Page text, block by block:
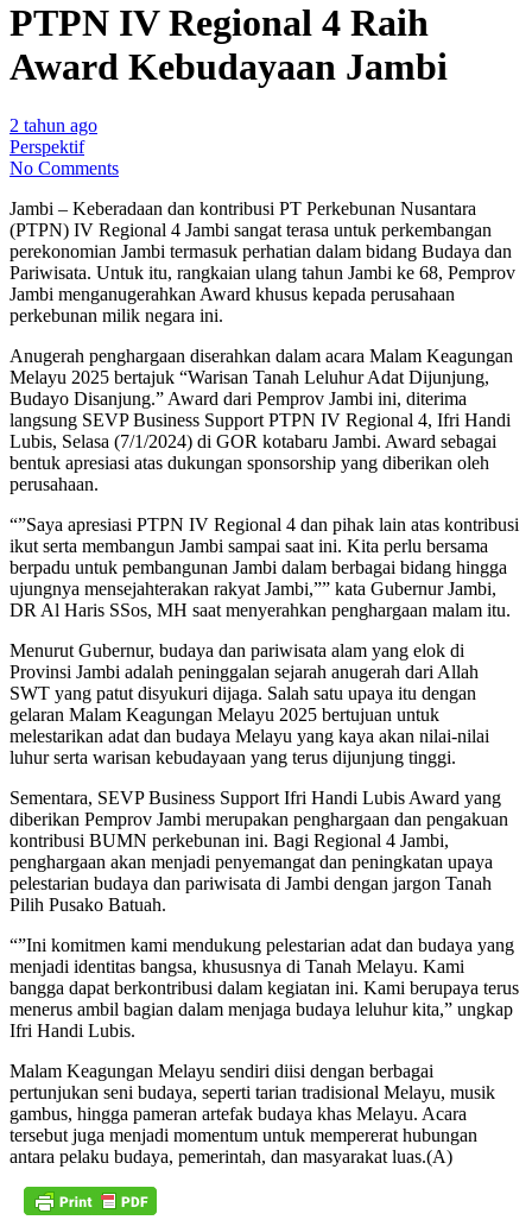
PTPN IV Regional 4 Raih
Award Kebudayaan Jambi
2 tahun ago
Perspektif
No Comments
Jambi – Keberadaan dan kontribusi PT Perkebunan Nusantara
(PTPN) IV Regional 4 Jambi sangat terasa untuk perkembangan
perekonomian Jambi termasuk perhatian dalam bidang Budaya dan
Pariwisata. Untuk itu, rangkaian ulang tahun Jambi ke 68, Pemprov
Jambi menganugerahkan Award khusus kepada perusahaan
perkebunan milik negara ini.
Anugerah penghargaan diserahkan dalam acara Malam Keagungan
Melayu 2025 bertajuk “Warisan Tanah Leluhur Adat Dijunjung,
Budayo Disanjung.” Award dari Pemprov Jambi ini, diterima
langsung SEVP Business Support PTPN IV Regional 4, Ifri Handi
Lubis, Selasa (7/1/2024) di GOR kotabaru Jambi. Award sebagai
bentuk apresiasi atas dukungan sponsorship yang diberikan oleh
perusahaan.
“”Saya apresiasi PTPN IV Regional 4 dan pihak lain atas kontribusi
ikut serta membangun Jambi sampai saat ini. Kita perlu bersama
berpadu untuk pembangunan Jambi dalam berbagai bidang hingga
ujungnya mensejahterakan rakyat Jambi,”” kata Gubernur Jambi,
DR Al Haris SSos, MH saat menyerahkan penghargaan malam itu.
Menurut Gubernur, budaya dan pariwisata alam yang elok di
Provinsi Jambi adalah peninggalan sejarah anugerah dari Allah
SWT yang patut disyukuri dijaga. Salah satu upaya itu dengan
gelaran Malam Keagungan Melayu 2025 bertujuan untuk
melestarikan adat dan budaya Melayu yang kaya akan nilai-nilai
luhur serta warisan kebudayaan yang terus dijunjung tinggi.
Sementara, SEVP Business Support Ifri Handi Lubis Award yang
diberikan Pemprov Jambi merupakan penghargaan dan pengakuan
kontribusi BUMN perkebunan ini. Bagi Regional 4 Jambi,
penghargaan akan menjadi penyemangat dan peningkatan upaya
pelestarian budaya dan pariwisata di Jambi dengan jargon Tanah
Pilih Pusako Batuah.
“”Ini komitmen kami mendukung pelestarian adat dan budaya yang
menjadi identitas bangsa, khususnya di Tanah Melayu. Kami
bangga dapat berkontribusi dalam kegiatan ini. Kami berupaya terus
menerus ambil bagian dalam menjaga budaya leluhur kita,” ungkap
Ifri Handi Lubis.
Malam Keagungan Melayu sendiri diisi dengan berbagai
pertunjukan seni budaya, seperti tarian tradisional Melayu, musik
gambus, hingga pameran artefak budaya khas Melayu. Acara
tersebut juga menjadi momentum untuk mempererat hubungan
antara pelaku budaya, pemerintah, dan masyarakat luas.(A)